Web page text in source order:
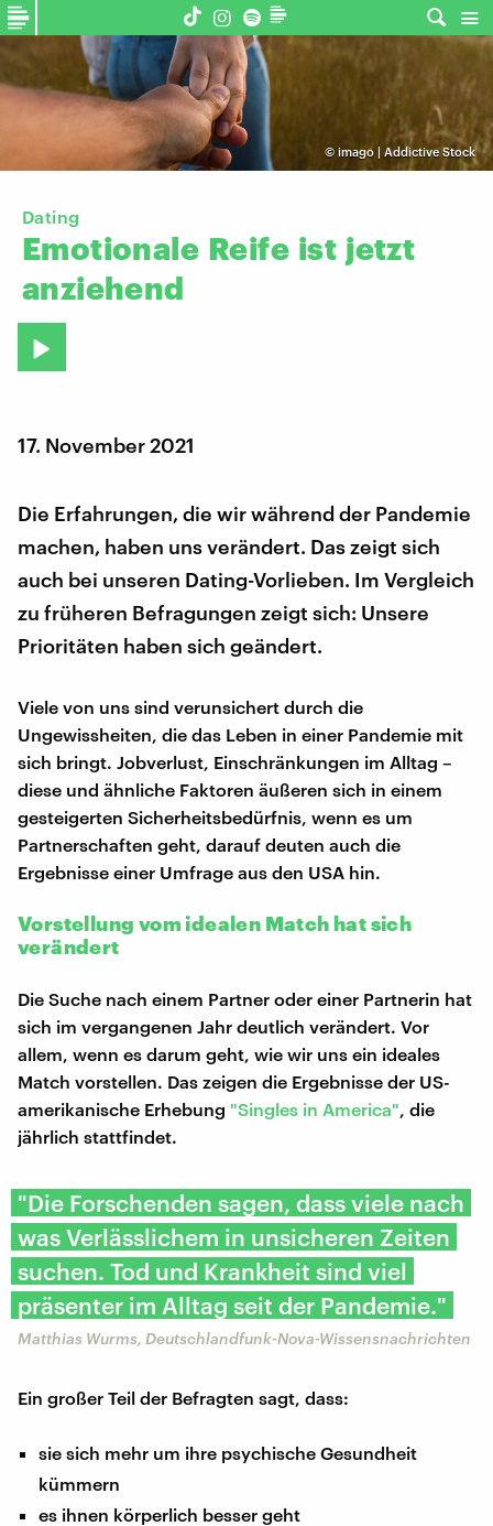
© imago | Addictive Stock
Dating
Emotionale Reife ist jetzt
anziehend
17. November 2021
Die Erfahrungen, die wir während der Pandemie
machen, haben uns verändert. Das zeigt sich
auch bei unseren Dating-Vorlieben. Im Vergleich
zu früheren Befragungen zeigt sich: Unsere
Prioritäten haben sich geändert.
Viele von uns sind verunsichert durch die
Ungewissheiten, die das Leben in einer Pandemie mit
sich bringt. Jobverlust, Einschränkungen im Alltag –
diese und ähnliche Faktoren äußeren sich in einem
gesteigerten Sicherheitsbedürfnis, wenn es um
Partnerschaften geht, darauf deuten auch die
Ergebnisse einer Umfrage aus den USA hin.
Vorstellung vom idealen Match hat sich
verändert
Die Suche nach einem Partner oder einer Partnerin hat
sich im vergangenen Jahr deutlich verändert. Vor
allem, wenn es darum geht, wie wir uns ein ideales
Match vorstellen. Das zeigen die Ergebnisse der US-
amerikanische Erhebung "Singles in America" , die
jährlich stattfindet.
"Die Forschenden sagen, dass viele nach
was Verlässlichem in unsicheren Zeiten
suchen. Tod und Krankheit sind viel
präsenter im Alltag seit der Pandemie."
Matthias Wurms, Deutschlandfunk-Nova-Wissensnachrichten
Ein großer Teil der Befragten sagt, dass:
sie sich mehr um ihre psychische Gesundheit
kümmern
es ihnen körperlich besser geht